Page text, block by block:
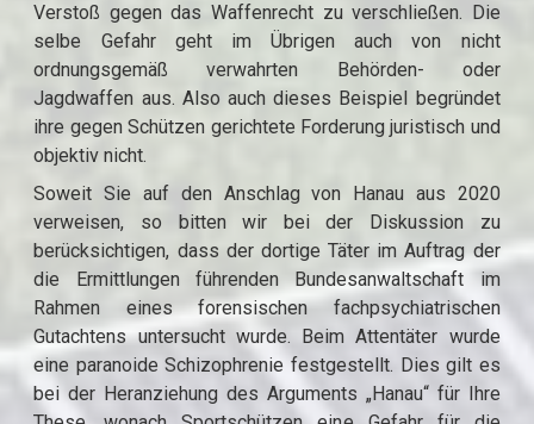
Verstoß gegen das Waffenrecht zu verschließen. Die
selbe Gefahr geht im Übrigen auch von nicht
ordnungsgemäß verwahrten Behörden- oder
Jagdwaffen aus. Also auch dieses Beispiel begründet
ihre gegen Schützen gerichtete Forderung juristisch und
objektiv nicht.
Soweit Sie auf den Anschlag von Hanau aus 2020
verweisen, so bitten wir bei der Diskussion zu
berücksichtigen, dass der dortige Täter im Auftrag der
die Ermittlungen führenden Bundesanwaltschaft im
Rahmen eines forensischen fachpsychiatrischen
Gutachtens untersucht wurde. Beim Attentäter wurde
eine paranoide Schizophrenie festgestellt. Dies gilt es
bei der Heranziehung des Arguments „Hanau“ für Ihre